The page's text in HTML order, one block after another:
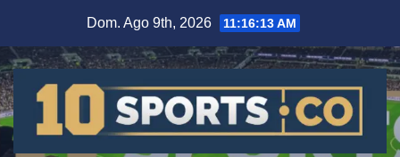
Dom. Ago 9th, 2026 11:16:14 AM